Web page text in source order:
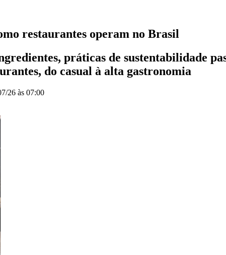
restaurantes operam no Brasil
práticas de sustentabilidade
do casual à alta gastronomia
26 às 07:00